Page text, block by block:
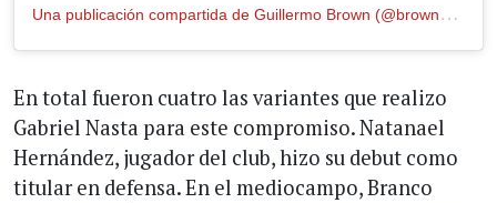
U
na publicación compartida de Guillermo Brown (@browndemadrynoficial)
En total fueron cuatro las variantes que realizo
Gabriel Nasta para este compromiso. Natanael
Hernández, jugador del club, hizo su debut como
titular en defensa. En el mediocampo, Branco